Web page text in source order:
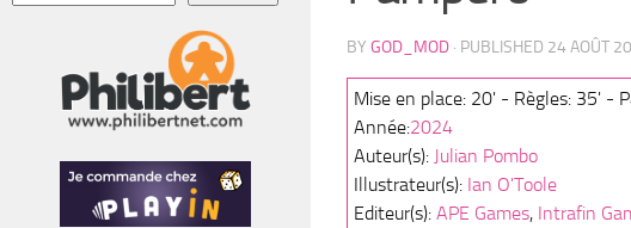
BY GOD_MOD · PUBLISHED 24 AOÛT
Mise en place: 20' - Règles: 35' -
Année:2024
Auteur(s): Julian Pombo
Illustrateur(s): Ian O'Toole
Editeur(s): APE Games, Intrafin